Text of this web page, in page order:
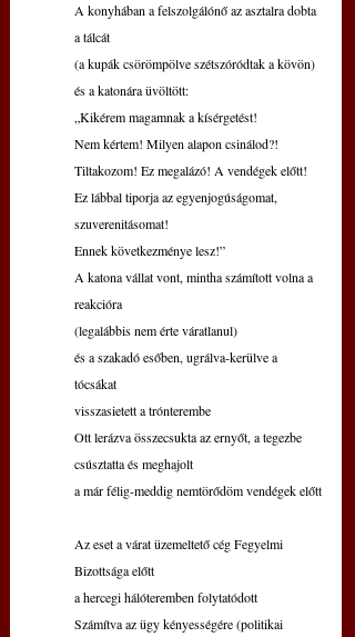
A konyhában a felszolgálónő az asztalra dobta
a tálcát
(a kupák csörömpölve szétszóródtak a kövön)
és a katonára üvöltött:
„Kikérem magamnak a kísérgetést!
Nem kértem! Milyen alapon csinálod?!
Tiltakozom! Ez megalázó! A vendégek előtt!
Ez lábbal tiporja az egyenjogúságomat,
szuverenitásomat!
Ennek következménye lesz!”
A katona vállat vont, mintha számított volna a
reakcióra
(legalábbis nem érte váratlanul)
és a szakadó esőben, ugrálva-kerülve a
tócsákat
visszasietett a trónterembe
Ott lerázva összecsukta az ernyőt, a tegezbe
csúsztatta és meghajolt
a már félig-meddig nemtörődöm vendégek előtt
Az eset a várat üzemeltető cég Fegyelmi
Bizottsága előtt
a hercegi hálóteremben folytatódott
Számítva az ügy kényességére (politikai